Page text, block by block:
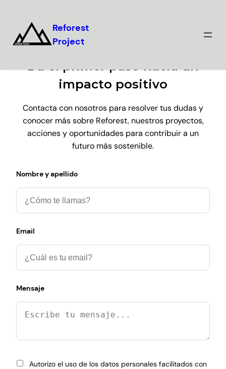
Reforest
Project
Da el primer paso hacia un
impacto positivo
Contacta con nosotros para resolver tus dudas y
conocer más sobre Reforest, nuestros proyectos,
acciones y oportunidades para contribuir a un
futuro más sostenible.
Nombre y apellido
Email
Mensaje
Autorizo el uso de los datos personales facilitados con